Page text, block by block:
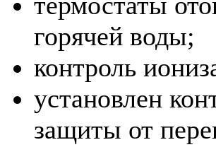
горячей воды;
контроль
установлен
защиты от